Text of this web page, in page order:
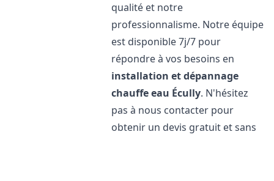
qualité et notre
professionnalisme. Notre équipe
est disponible 7j/7 pour
répondre à vos besoins en
installation et dépannage
chauffe eau Écully. N'hésitez
pas à nous contacter pour
obtenir un devis gratuit et sans